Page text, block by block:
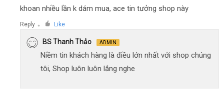
khoan nhiều lần k dám mua, ace tin tưởng shop này
Reply ● Like
BS Thanh Thảo ADMIN
Niềm tin khách hàng là điều lớn nhất với shop chúng
tôi, Shop luôn luôn lắng nghe